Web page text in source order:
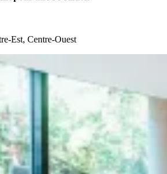
Est, Centre-Ouest